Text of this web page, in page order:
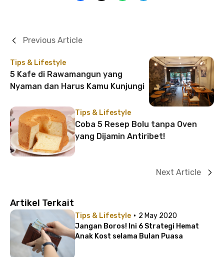
Tips & Lifestyle
5 Kafe di Rawamangun yang
Nyaman dan Harus Kamu Kunjungi
Previous Article
Tips & Lifestyle
Coba 5 Resep Bolu tanpa Oven
yang Dijamin Antiribet!
Next Article
Artikel Terkait
Tips & Lifestyle · 2 May 2020
Jangan Boros! Ini 6 Strategi Hemat
Anak Kost selama Bulan Puasa